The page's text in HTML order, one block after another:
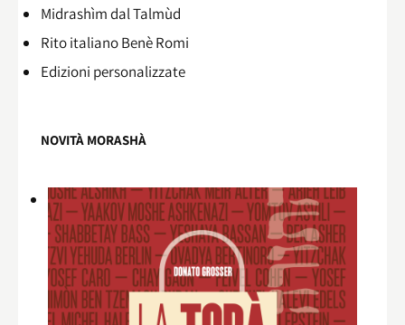
Midrashìm dal Talmùd
Rito italiano Benè Romi​
Edizioni personalizzate
NOVITÀ MORASHÀ